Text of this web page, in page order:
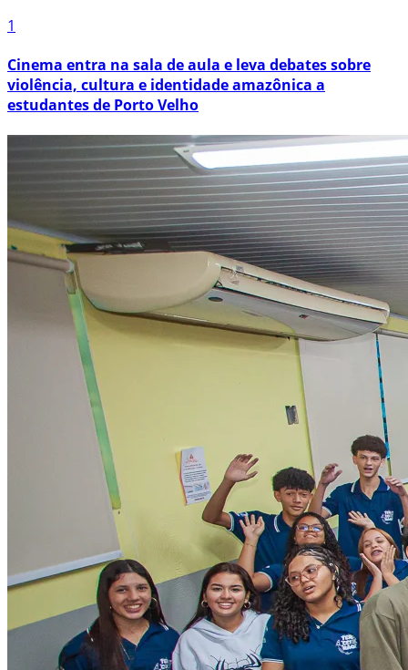
1
Cinema entra na sala de aula e leva debates sobre
violência, cultura e identidade amazônica a
estudantes de Porto Velho